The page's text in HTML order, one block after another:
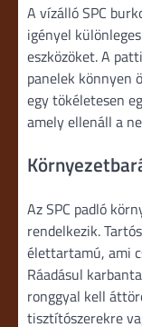
A vízálló SPC
igényel
eszközöket. A
panelek könnyen
egy tökéletesen
amely ellenáll a
Az SPC padló
rendelkezik.
élettartamú, ami
Ráadásul
ronggyal kell
tisztítószerekre